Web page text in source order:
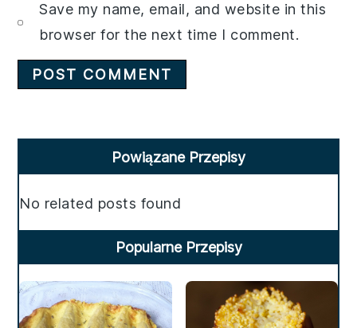
Save my name, email, and website in this
browser for the next time I comment.
Sidebar
Powiązane Przepisy
No related posts found
Popularne Przepisy